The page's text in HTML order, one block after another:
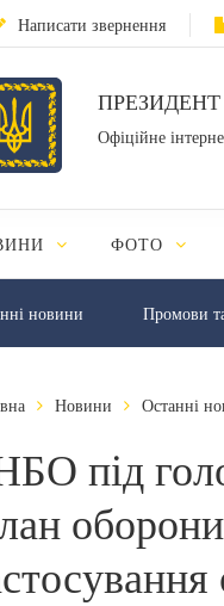
Написати звернення
Офіційне
ФОТО
новини Промови
Новини Останні
під